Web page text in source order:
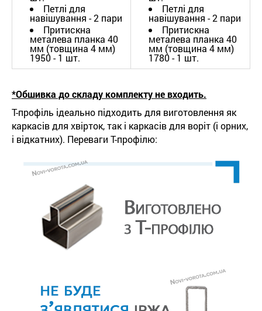
Петлі для
навішування - 2 пари
Притискна
металева планка 40
мм (товщина 4 мм)
1950 - 1 шт.
Петлі для
навішування - 2 пари
Притискна
металева планка 40
мм (товщина 4 мм)
1780 - 1 шт.
*Обшивка до складу комплекту не входить.
Т-профіль ідеально підходить для виготовлення як
каркасів для хвірток, так і каркасів для воріт (і орних,
і відкатних). Переваги Т-профілю: